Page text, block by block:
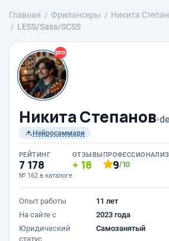
Главная Фрилансеры Никита
LESS/Sass/SCSS
Никита Степанов›
Нейросаммари
РЕЙТИНГ
7 178
№ 162 в каталоге
ОТЗЫВЫ
18 9/10
Опыт работы
11 лет
На сайте с
2023 года
Юридический
статус
Самозанятый